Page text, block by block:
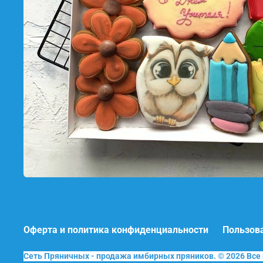
Оферта и политика конфиденциальности
Сеть Пряничных - продажа имбирных пряников. © 2026